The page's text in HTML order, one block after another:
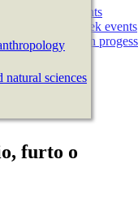
All Events
This week events
Events in progess
furto o
sciences